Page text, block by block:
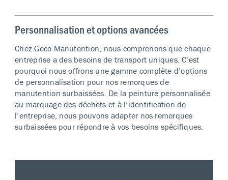
Personnalisation et options avancées
Chez Geco Manutention, nous comprenons que chaque
entreprise a des besoins de transport uniques. C’est
pourquoi nous offrons une gamme complète d’options
de personnalisation pour nos remorques de
manutention surbaissées. De la peinture personnalisée
au marquage des déchets et à l’identification de
l’entreprise, nous pouvons adapter nos remorques
surbaissées pour répondre à vos besoins spécifiques.